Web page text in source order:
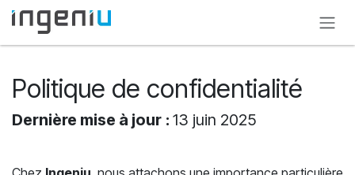
Se rendre au contenu
Politique de confidentialité
Dernière mise à jour : 13 juin 2025